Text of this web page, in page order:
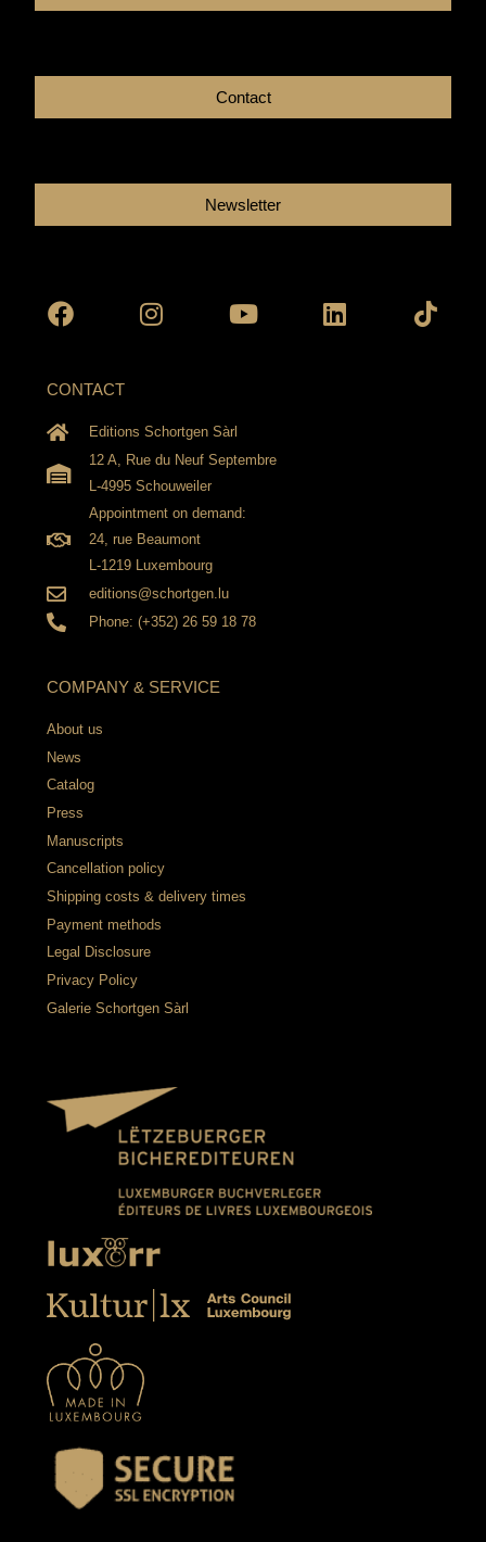
Contact
Newsletter
CONTACT
Editions Schortgen Sàrl
12 A, Rue du Neuf Septembre
L-4995 Schouweiler
Appointment on demand:
24, rue Beaumont
L-1219 Luxembourg
editions@schortgen.lu
Phone: (+352) 26 59 18 78
COMPANY & SERVICE
About us
News
Catalog
Press
Manuscripts
Cancellation policy
Shipping costs & delivery times
Payment methods
Legal Disclosure
Privacy Policy
Galerie Schortgen Sàrl